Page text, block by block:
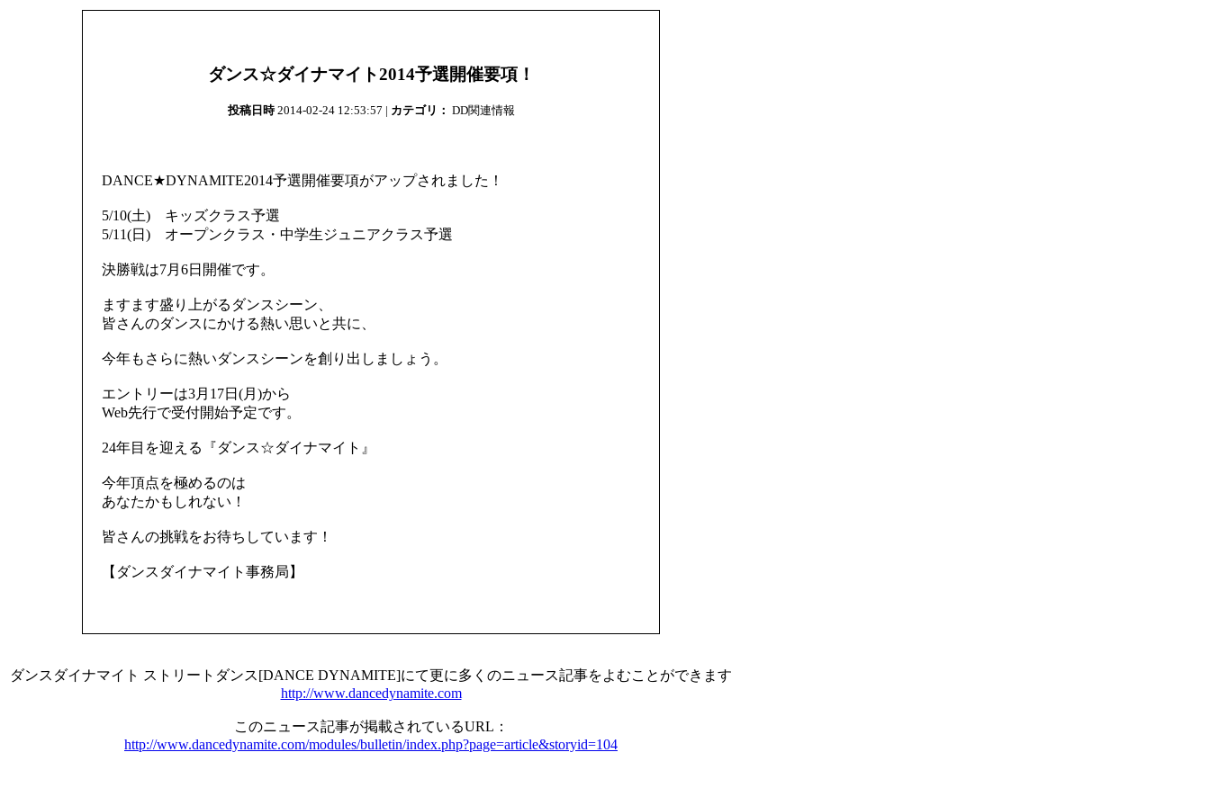
ダンス☆ダイナマイト2014予選開催要項！
投稿日時2014-02-24 12:53:57 | カテゴリ： DD関連情報
DANCE★DYNAMITE2014予選開催要項がアップされました！
5/10(土) キッズクラス予選
5/11(日) オープンクラス・中学生ジュニアクラス予選
決勝戦は7月6日開催です。
ますます盛り上がるダンスシーン、
皆さんのダンスにかける熱い思いと共に、
今年もさらに熱いダンスシーンを創り出しましょう。
エントリーは3月17日(月)から
Web先行で受付開始予定です。
24年目を迎える『ダンス☆ダイナマイト』
今年頂点を極めるのは
あなたかもしれない！
皆さんの挑戦をお待ちしています！
【ダンスダイナマイト事務局】
ダンスダイナマイト ストリートダンス[DANCE DYNAMITE]にて更に多くのニュース記事をよむことができます
http://www.dancedynamite.com
このニュース記事が掲載されているURL：
http://www.dancedynamite.com/modules/bulletin/index.php?page=article&storyid=104